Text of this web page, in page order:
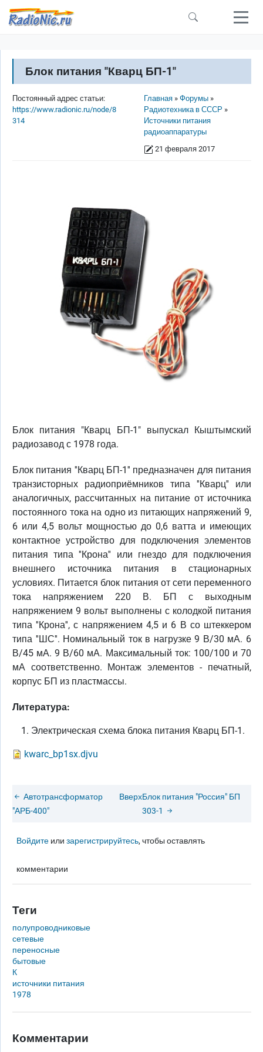
Перейти к основному содержанию
Блок питания "Кварц БП-1"
Строка навигации
Главная
Форумы
Радиотехника в СССР
Источники питания
радиоаппаратуры
21 февраля 2017
Постоянный адрес статьи:
https://www.radionic.ru/node/8
314
Блок питания "Кварц БП-1" выпускал Кыштымский
радиозавод с 1978 года.
Блок питания ''Кварц БП-1'' предназначен для питания
транзисторных радиоприёмников типа ''Кварц'' или
аналогичных, рассчитанных на питание от источника
постоянного тока на одно из питающих напряжений 9,
6 или 4,5 вольт мощностью до 0,6 ватта и имеющих
контактное устройство для подключения элементов
питания типа ''Крона'' или гнездо для подключения
внешнего источника питания в стационарных
условиях. Питается блок питания от сети переменного
тока напряжением 220 В. БП с выходным
напряжением 9 вольт выполнены с колодкой питания
типа ''Крона'', с напряжением 4,5 и 6 В со штеккером
типа ''ШС''. Номинальный ток в нагрузке 9 В/30 мА. 6
В/45 мА. 9 В/60 мА. Максимальный ток: 100/100 и 70
мА соответственно. Монтаж элементов - печатный,
корпус БП из пластмассы.
Литература:
Электрическая схема блока питания Кварц БП-1.
kwarc_bp1sx.djvu
Автотрансформатор
"АРБ-400"
ВверхБлок питания "Россия" БП
303-1
Войдите илизарегистрируйтесь, чтобы оставлять
комментарии
Теги
полупроводниковые
сетевые
переносные
бытовые
К
источники питания
1978
Комментарии